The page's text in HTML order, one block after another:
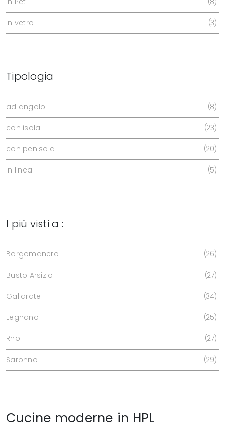
in vetro 3
Tipologia
ad angolo 8
con isola 23
con penisola 20
in linea 5
I più visti a :
Borgomanero 26
Busto Arsizio 27
Gallarate 34
Legnano 25
Rho 27
Saronno 29
Cucine moderne in HPL